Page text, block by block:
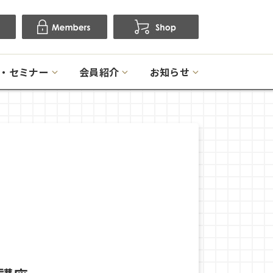
セミナー 会員紹介 お知らせ